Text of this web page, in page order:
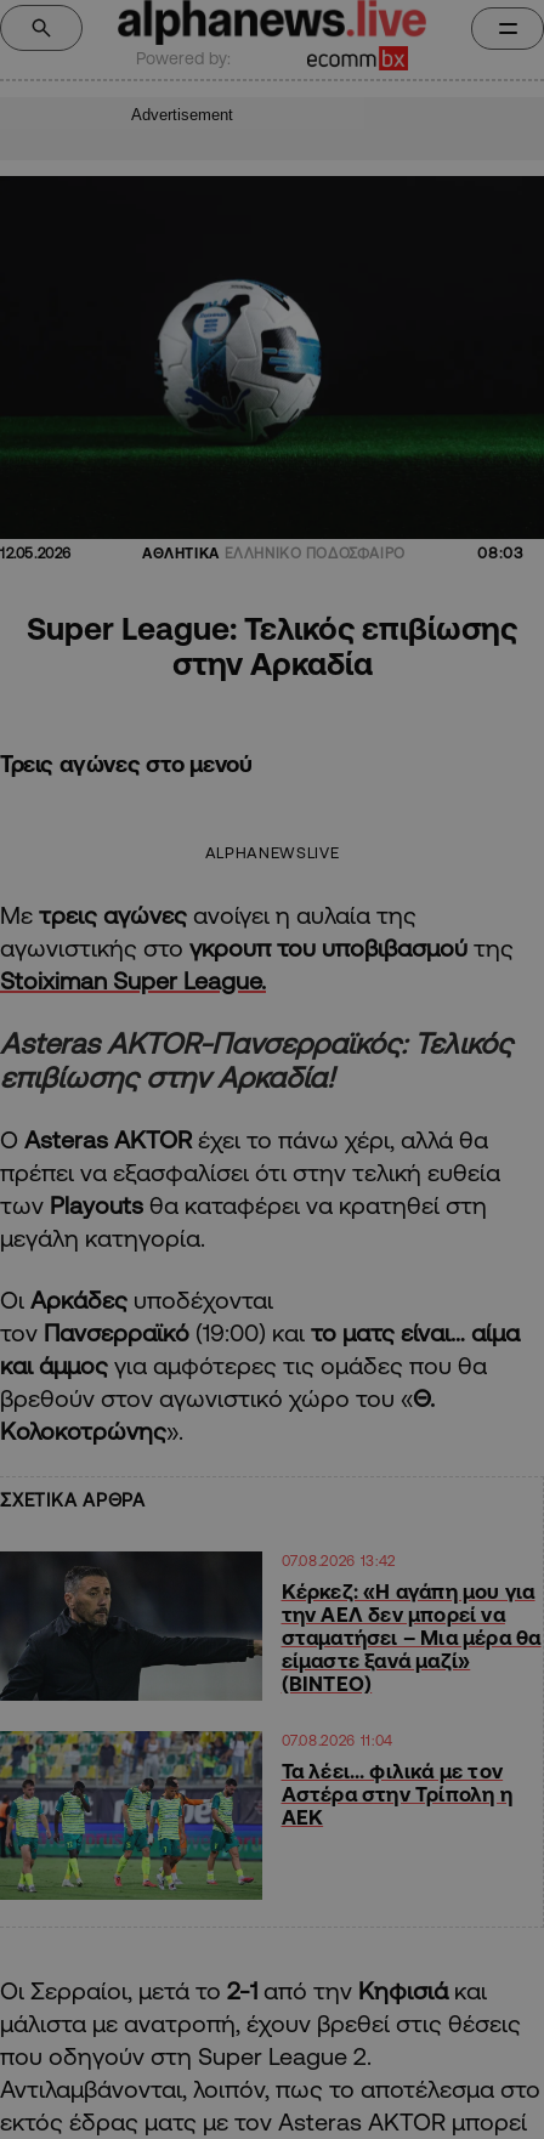
Powered by:
Advertisement
12.05.2026 ΑΘΛΗΤΙΚΑ ΕΛΛΗΝΙΚΟ ΠΟΔΟΣΦΑΙΡΟ 08:03
Super League: Τελικός επιβίωσης
στην Αρκαδία
Τρεις αγώνες στο μενού
ALPHANEWSLIVE
Με τρεις αγώνες ανοίγει η αυλαία της
αγωνιστικής στο γκρουπ του υποβιβασμού της
Stoiximan Super League.
Asteras AKTOR-Πανσερραϊκός: Τελικός
επιβίωσης στην Αρκαδία!
Ο Asteras AKTOR έχει το πάνω χέρι, αλλά θα
πρέπει να εξασφαλίσει ότι στην τελική ευθεία
των Playouts θα καταφέρει να κρατηθεί στη
μεγάλη κατηγορία.
Οι Αρκάδες υποδέχονται
τον Πανσερραϊκό (19:00) και το ματς είναι… αίμα
και άμμος για αμφότερες τις ομάδες που θα
βρεθούν στον αγωνιστικό χώρο του «Θ.
Κολοκοτρώνης».
ΣΧΕΤΙΚΑ ΑΡΘΡΑ
07.08.2026 13:42
Κέρκεζ: «Η αγάπη μου για
την ΑΕΛ δεν μπορεί να
σταματήσει – Μια μέρα θα
είμαστε ξανά μαζί»
(ΒΙΝΤΕΟ)
07.08.2026 11:04
Τα λέει… φιλικά με τον
Αστέρα στην Τρίπολη η
ΑΕΚ
Οι Σερραίοι, μετά το 2-1 από την Κηφισιάκαι
μάλιστα με ανατροπή, έχουν βρεθεί στις θέσεις
που οδηγούν στη Super League 2.
Αντιλαμβάνονται, λοιπόν, πως το αποτέλεσμα στο
εκτός έδρας ματς με τον Asteras AKTOR μπορεί